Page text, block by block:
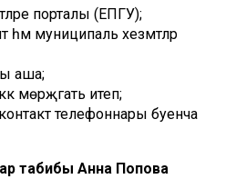
порталы (ЕПГУ);
һәм муниципаль хезмәтләр
аша;
мөрәҗәгать итеп;
телефоннары буенча
табибы Анна Попова